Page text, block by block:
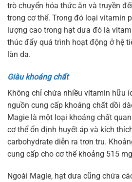
trò chuyển hóa thức ăn và truyền
trong cơ thể. Trong đó loại vitamin
lượng cao trong hạt dưa đó là
thúc đẩy quá trình hoạt động ở hệ
làn da.
Giàu khoáng chất
Không chỉ chứa nhiều vitamin hữu
nguồn cung cấp khoáng chất dồi
Magie là một loại khoáng chất
cơ thể ổn định huyết áp và kích
carbohydrate diễn ra trơn tru.
cung cấp cho cơ thể khoảng 515
Ngoài Magie, hạt dưa cũng chứa